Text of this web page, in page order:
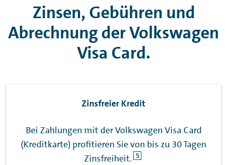
Zinsen, Gebühren und
Abrechnung der Volkswagen
Visa Card.
Zinsfreier Kredit
Bei Zahlungen mit der Volkswagen Visa Card
(Kreditkarte) profitieren Sie von bis zu 30 Tagen
Zinsfreiheit. 5